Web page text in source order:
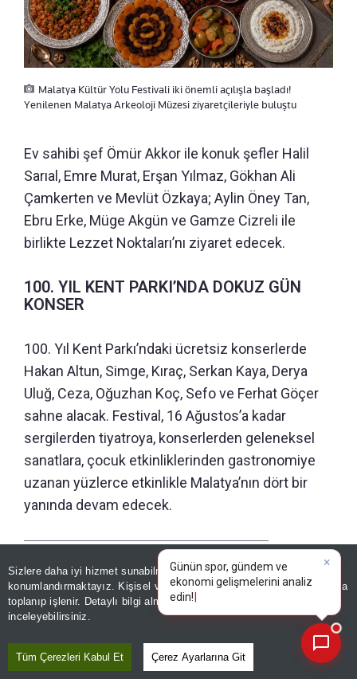
Sizlere daha iyi hizmet sunabilmek adına sitemizdeçerez
konumlandırmaktayız. Kişisel verileriniz, KVKK ve GDPR kapsamında
toplanıp işlenir. Detaylı bilgi almak için
inceleyebilirsiniz.
Tüm Çerezleri Kabul Et Çerez Ayarlarına Git
Malatya Kültür Yolu Festivali iki önemli açılışla başladı!
Yenilenen Malatya Arkeoloji Müzesi ziyaretçileriyle buluştu
Ev sahibi şef Ömür Akkor ile konuk şefler Halil
Sarıal, Emre Murat, Erşan Yılmaz, Gökhan Ali
Çamkerten ve Mevlüt Özkaya; Aylin Öney Tan,
Ebru Erke, Müge Akgün ve Gamze Cizreli ile
birlikte Lezzet Noktaları’nı ziyaret edecek.
100. YIL KENT PARKI’NDA DOKUZ GÜN
KONSER
100. Yıl Kent Parkı’ndaki ücretsiz konserlerde
Hakan Altun, Simge, Kıraç, Serkan Kaya, Derya
Uluğ, Ceza, Oğuzhan Koç, Sefo ve Ferhat Göçer
sahne alacak. Festival, 16 Ağustos’a kadar
sergilerden tiyatroya, konserlerden geleneksel
sanatlara, çocuk etkinliklerinden gastronomiye
uzanan yüzlerce etkinlikle Malatya’nın dört bir
yanında devam edecek.
Kaynak: TÜRKİYE GAZETESİ
Yayın Tarihi
Haberle İlgili Daha Fazlası
×
Günün spor, gündem ve
ekonomi gelişmelerini analiz
edin!